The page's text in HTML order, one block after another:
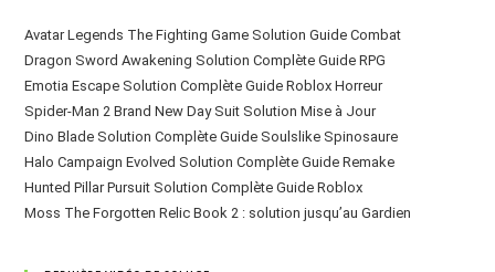
Avatar Legends The Fighting Game Solution Guide Combat
Dragon Sword Awakening Solution Complète Guide RPG
Emotia Escape Solution Complète Guide Roblox Horreur
Spider-Man 2 Brand New Day Suit Solution Mise à Jour
Dino Blade Solution Complète Guide Soulslike Spinosaure
Halo Campaign Evolved Solution Complète Guide Remake
Hunted Pillar Pursuit Solution Complète Guide Roblox
Moss The Forgotten Relic Book 2 : solution jusqu’au Gardien